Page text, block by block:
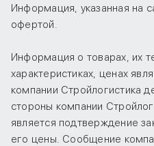
Информация, указанная на
офертой.
Информация о товарах, их
характеристиках, ценах
компании Стройлогистика
стороны компании
является подтверждение
его цены. Сообщение